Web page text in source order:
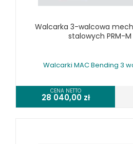
SPRZĘT SPAWALNICZY
RÓŻNE OKAZJE
Walcarka 3-walcowa
stalowych PRM-M
Walcarki MAC Bending 3
CENA NETTO
28 040,00 zł